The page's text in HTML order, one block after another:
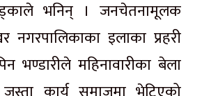
भनिन् । जनचेतनामूलक
नगरपालिकाका इलाका प्रहरी
भण्डारीले महिनावारीका बेला